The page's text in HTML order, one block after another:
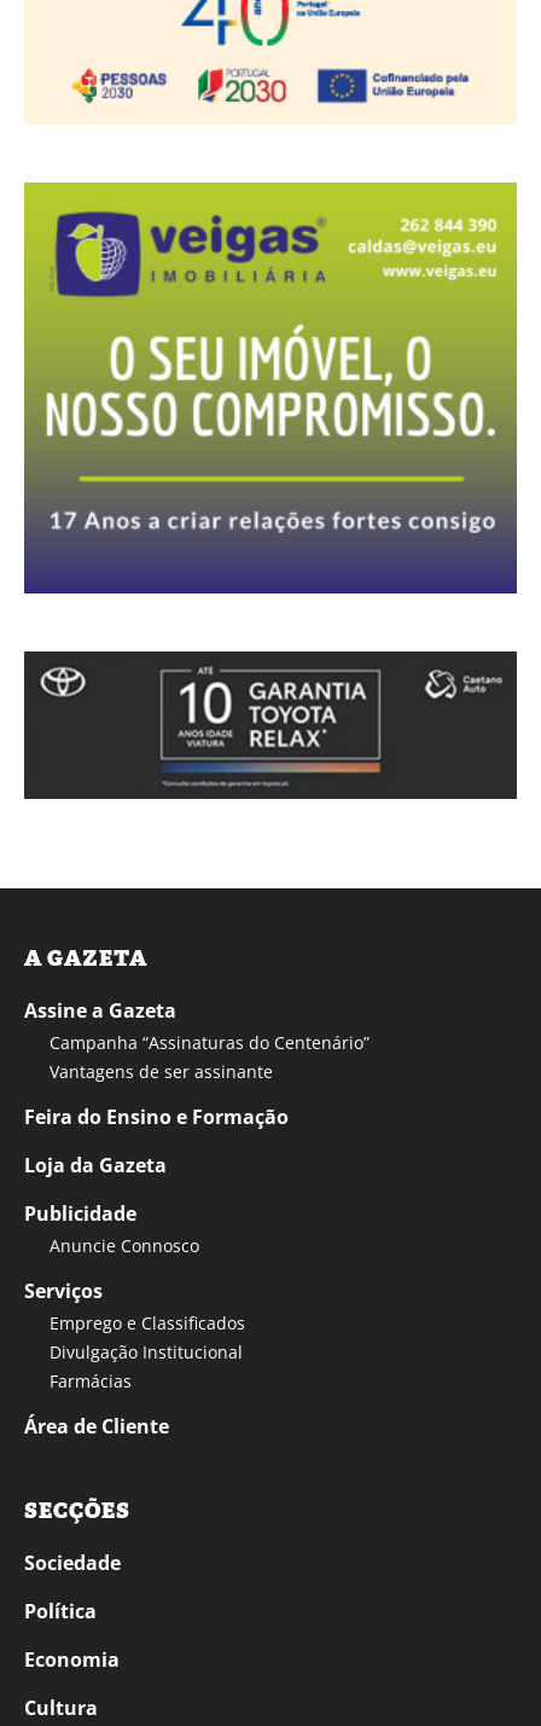
A GAZETA
Assine a Gazeta
Campanha “Assinaturas do Centenário”
Vantagens de ser assinante
Feira do Ensino e Formação
Loja da Gazeta
Publicidade
Anuncie Connosco
Serviços
Emprego e Classificados
Divulgação Institucional
Farmácias
Área de Cliente
SECÇÕES
Sociedade
Política
Economia
Cultura